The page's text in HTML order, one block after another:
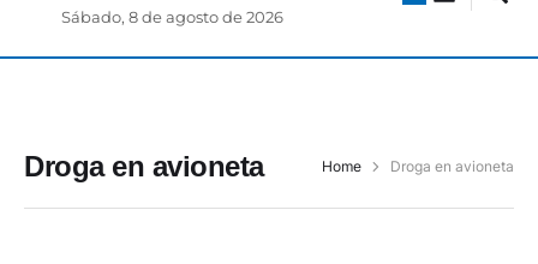
Sábado, 8 de agosto de 2026
Droga en avioneta Home Droga en avioneta